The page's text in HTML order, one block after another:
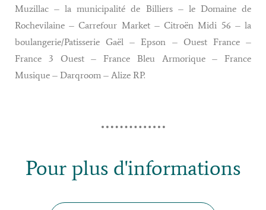
Muzillac – la municipalité de Billiers – le Domaine de
Rochevilaine – Carrefour Market – Citroën Midi 56 – la
boulangerie/Patisserie Gaël – Epson – Ouest France –
France 3 Ouest – France Bleu Armorique – France
Musique – Darqroom – Alize RP.
Pour plus d'informations